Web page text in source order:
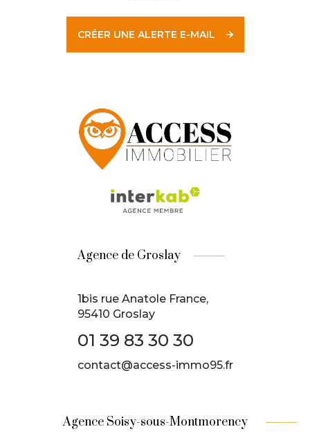
CRÉER UNE ALERTE E-MAIL
Agence de Groslay
1bis rue Anatole France,
95410 Groslay
01 39 83 30 30
contact@access-immo95.fr
Agence Soisy-sous-Montmorency